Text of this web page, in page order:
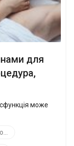
для
може